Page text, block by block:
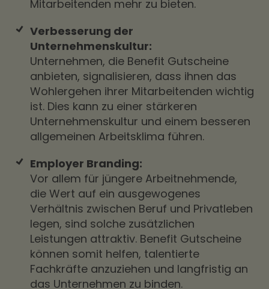
Mitarbeitenden mehr zu bieten.
Verbesserung der
Unternehmenskultur:
Unternehmen, die Benefit Gutscheine
anbieten, signalisieren, dass ihnen das
Wohlergehen ihrer Mitarbeitenden wichtig
ist. Dies kann zu einer stärkeren
Unternehmenskultur und einem besseren
allgemeinen Arbeitsklima führen.
Employer Branding:
Vor allem für jüngere Arbeitnehmende,
die Wert auf ein ausgewogenes
Verhältnis zwischen Beruf und Privatleben
legen, sind solche zusätzlichen
Leistungen attraktiv. Benefit Gutscheine
können somit helfen, talentierte
Fachkräfte anzuziehen und langfristig an
das Unternehmen zu binden.